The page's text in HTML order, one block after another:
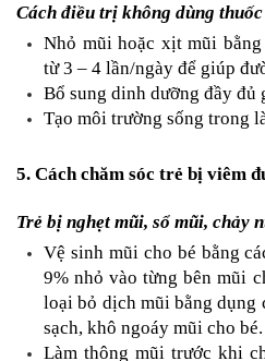
Cách điều trị không dùng
Nhỏ mũi hoặc xịt mũi
từ 3 – 4 lần/ngày để giúp
Bổ sung dinh dưỡng đầy đủ
Tạo môi trường sống trong
5. Cách chăm sóc trẻ bị viêm
Trẻ bị nghẹt mũi, sổ mũi, chảy
Vệ sinh mũi cho bé bằng
9% nhỏ vào từng bên mũi
loại bỏ dịch mũi bằng dụng
sạch, khô ngoáy mũi cho bé.
Làm thông mũi trước khi